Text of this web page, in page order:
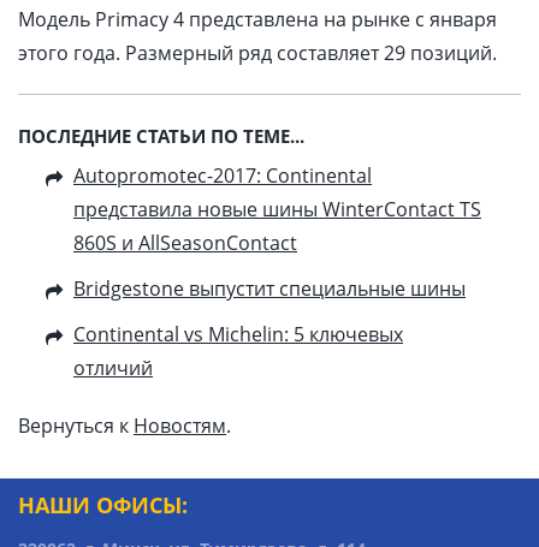
Модель Primacy 4 представлена на рынке с января
этого года. Размерный ряд составляет 29 позиций.
ПОСЛЕДНИЕ СТАТЬИ ПО ТЕМЕ...
Autopromotec-2017: Continental
представила новые шины WinterContact TS
860S и AllSeasonContact
Bridgestone выпустит специальные шины
Continental vs Michelin: 5 ключевых
отличий
Вернуться к Новостям.
НАШИ ОФИСЫ: